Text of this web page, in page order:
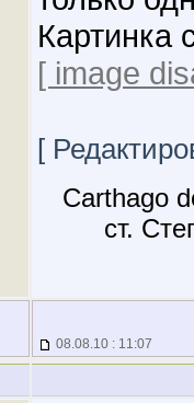
Картинка
[ image
[
Carthago
ст.
08.08.10 : 11:07